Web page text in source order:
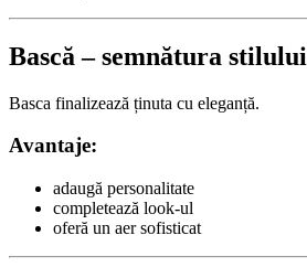
Bască – semnătura stilului
Basca finalizează ținuta cu eleganță.
Avantaje:
adaugă personalitate
completează look-ul
oferă un aer sofisticat